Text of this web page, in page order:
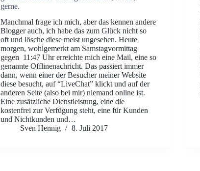
gerne.
Manchmal frage ich mich, aber das kennen andere
Blogger auch, ich habe das zum Glück nicht so
oft und lösche diese meist ungesehen. Heute
morgen, wohlgemerkt am Samstagvormittag
gegen 11:47 Uhr erreichte mich eine Mail, eine so
genannte Offlinenachricht. Das passiert immer
dann, wenn einer der Besucher meiner Website
diese besucht, auf “LiveChat” klickt und auf der
anderen Seite (also bei mir) niemand online ist.
Eine zusätzliche Dienstleistung, eine die
kostenfrei zur Verfügung steht, eine für Kunden
und Nichtkunden und…
Sven Hennig
8. Juli 2017